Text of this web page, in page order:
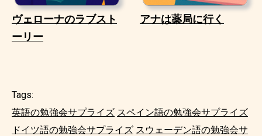
ヴェローナのラブスト
ーリー
アナは薬局に行く
Tags:
英語の勉強会サプライズ スペイン語の勉強会サプライズ
ドイツ語の勉強会サプライズ スウェーデン語の勉強会サ